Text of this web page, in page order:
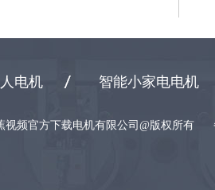
电机
智能小家电电机
视频官方下载电机有限公司@版权所有